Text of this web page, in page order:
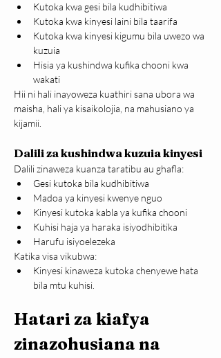
Kutoka kwa gesi bila kudhibitiwa
Kutoka kwa kinyesi laini bila taarifa
Kutoka kwa kinyesi kigumu bila uwezo wa
kuzuia
Hisia ya kushindwa kufika chooni kwa
wakati
Hii ni hali inayoweza kuathiri sana ubora wa
maisha, hali ya kisaikolojia, na mahusiano ya
kijamii.
Dalili za kushindwa kuzuia kinyesi
Dalili zinaweza kuanza taratibu au ghafla:
Gesi kutoka bila kudhibitiwa
Madoa ya kinyesi kwenye nguo
Kinyesi kutoka kabla ya kufika chooni
Kuhisi haja ya haraka isiyodhibitika
Harufu isiyoelezeka
Katika visa vikubwa:
Kinyesi kinaweza kutoka chenyewe hata
bila mtu kuhisi.
Hatari za kiafya
zinazohusiana na